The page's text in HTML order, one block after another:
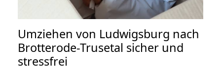
Umziehen von Ludwigsburg nach
Brotterode-Trusetal sicher und
stressfrei